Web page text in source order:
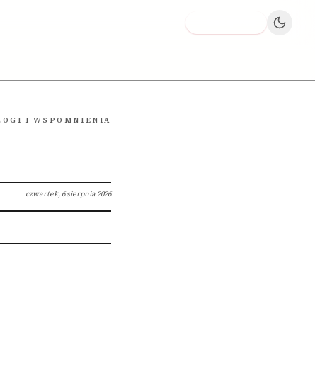
I WSPOMNIENIA
czwartek, 6 sierpnia 2026